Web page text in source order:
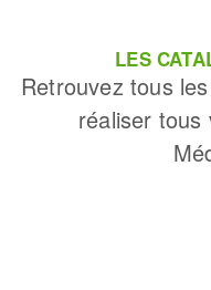
LES
Retrouvez tous
réaliser tous